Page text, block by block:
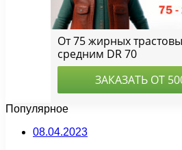
Популярное
08.04.2023